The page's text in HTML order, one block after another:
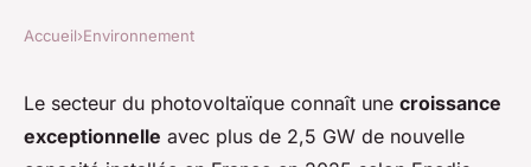
Panneau solaire
photovoltaïque : pourquoi
Accueil›Environnement
Le secteur du photovoltaïque connaît une croissance
exceptionnelle avec plus de 2,5 GW de nouvelle